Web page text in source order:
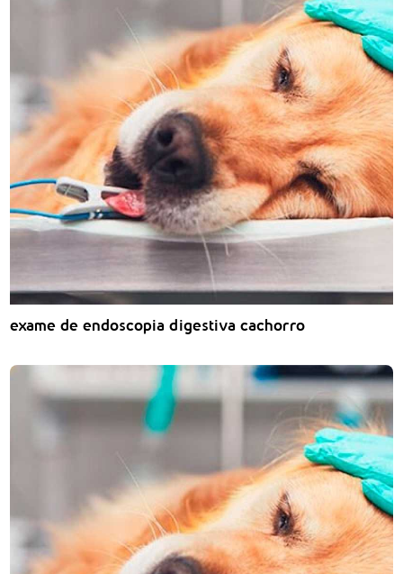
exame de endoscopia digestiva cachorro